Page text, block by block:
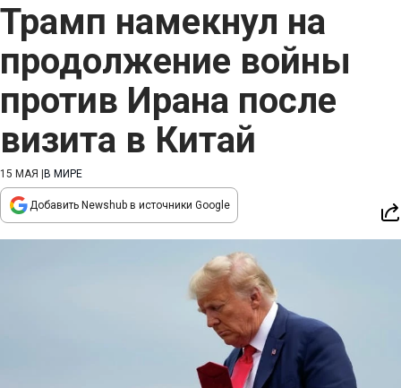
Трамп намекнул на
продолжение войны
против Ирана после
визита в Китай
15 МАЯ В МИРЕ
Добавить Newshub в источники Google